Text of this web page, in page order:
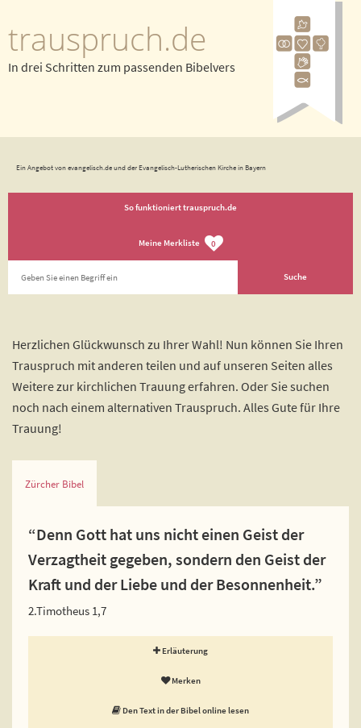
trauspruch.de
In drei Schritten zum passenden Bibelvers
Ein Angebot von evangelisch.de und der Evangelisch-Lutherischen Kirche in Bayern
So funktioniert trauspruch.de
Meine Merkliste 0
Herzlichen Glückwunsch zu Ihrer Wahl! Nun können Sie Ihren
Trauspruch mit anderen teilen und auf unseren Seiten alles
Weitere zur kirchlichen Trauung erfahren. Oder Sie suchen
noch nach einem alternativen Trauspruch. Alles Gute für Ihre
Trauung!
Zürcher Bibel
“Denn Gott hat uns nicht einen Geist der
Verzagtheit gegeben, sondern den Geist der
Kraft und der Liebe und der Besonnenheit.”
2.Timotheus 1,7
Erläuterung
Merken
Den Text in der Bibel online lesen